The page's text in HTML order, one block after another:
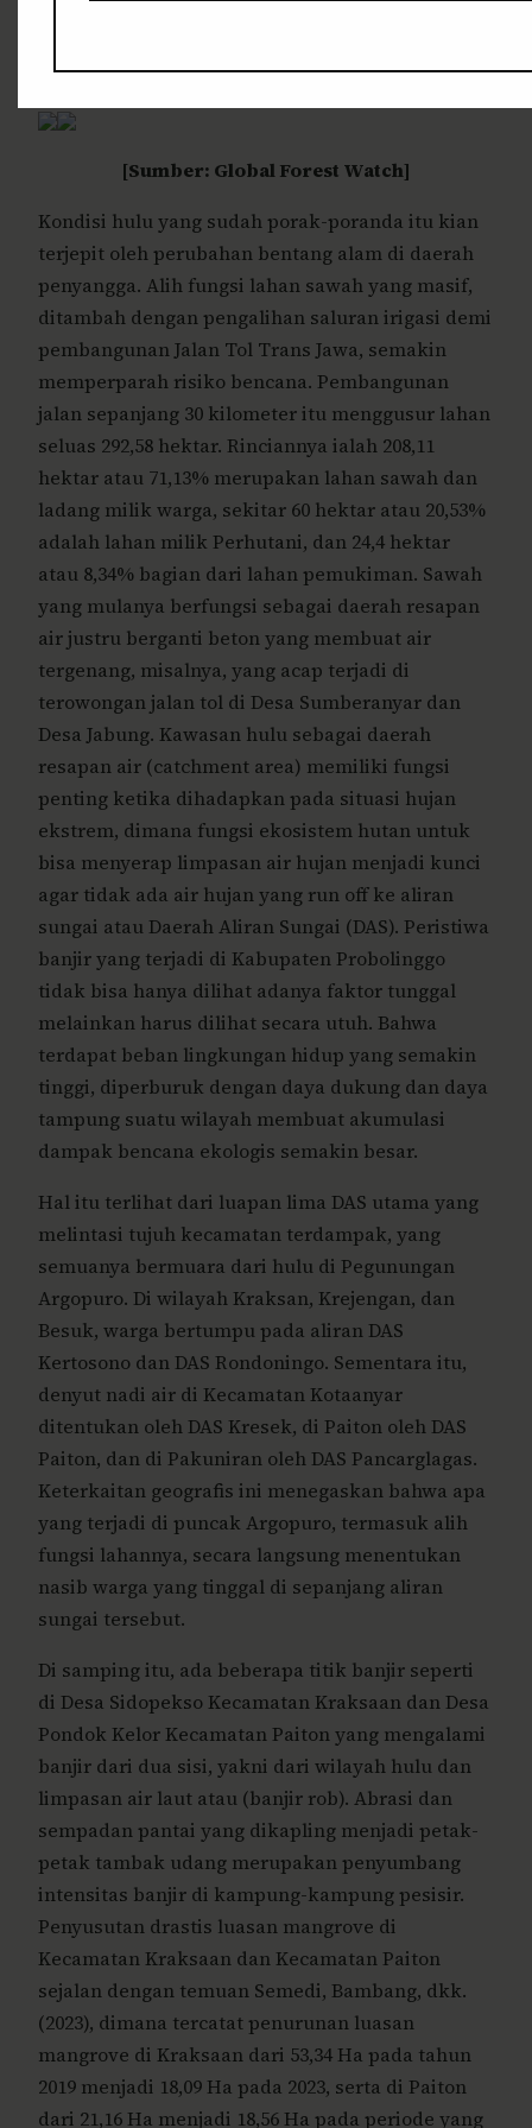
kehilangan 130 hektar hutan primer basah.
[Sumber: Global Forest Watch]
Kondisi hulu yang sudah porak-poranda itu kian
terjepit oleh perubahan bentang alam di daerah
penyangga. Alih fungsi lahan sawah yang masif,
ditambah dengan pengalihan saluran irigasi demi
pembangunan Jalan Tol Trans Jawa, semakin
memperparah risiko bencana. Pembangunan
jalan sepanjang 30 kilometer itu menggusur lahan
seluas 292,58 hektar. Rinciannya ialah 208,11
hektar atau 71,13% merupakan lahan sawah dan
ladang milik warga, sekitar 60 hektar atau 20,53%
adalah lahan milik Perhutani, dan 24,4 hektar
atau 8,34% bagian dari lahan pemukiman. Sawah
yang mulanya berfungsi sebagai daerah resapan
air justru berganti beton yang membuat air
tergenang, misalnya, yang acap terjadi di
terowongan jalan tol di Desa Sumberanyar dan
Desa Jabung. Kawasan hulu sebagai daerah
resapan air (catchment area) memiliki fungsi
penting ketika dihadapkan pada situasi hujan
ekstrem, dimana fungsi ekosistem hutan untuk
bisa menyerap limpasan air hujan menjadi kunci
agar tidak ada air hujan yang run off ke aliran
sungai atau Daerah Aliran Sungai (DAS). Peristiwa
banjir yang terjadi di Kabupaten Probolinggo
tidak bisa hanya dilihat adanya faktor tunggal
melainkan harus dilihat secara utuh. Bahwa
terdapat beban lingkungan hidup yang semakin
tinggi, diperburuk dengan daya dukung dan daya
tampung suatu wilayah membuat akumulasi
dampak bencana ekologis semakin besar.
Hal itu terlihat dari luapan lima DAS utama yang
melintasi tujuh kecamatan terdampak, yang
semuanya bermuara dari hulu di Pegunungan
Argopuro. Di wilayah Kraksan, Krejengan, dan
Besuk, warga bertumpu pada aliran DAS
Kertosono dan DAS Rondoningo. Sementara itu,
denyut nadi air di Kecamatan Kotaanyar
ditentukan oleh DAS Kresek, di Paiton oleh DAS
Paiton, dan di Pakuniran oleh DAS Pancarglagas.
Keterkaitan geografis ini menegaskan bahwa apa
yang terjadi di puncak Argopuro, termasuk alih
fungsi lahannya, secara langsung menentukan
nasib warga yang tinggal di sepanjang aliran
sungai tersebut.
Di samping itu, ada beberapa titik banjir seperti
di Desa Sidopekso Kecamatan Kraksaan dan Desa
Pondok Kelor Kecamatan Paiton yang mengalami
banjir dari dua sisi, yakni dari wilayah hulu dan
limpasan air laut atau (banjir rob). Abrasi dan
sempadan pantai yang dikapling menjadi petak-
petak tambak udang merupakan penyumbang
intensitas banjir di kampung-kampung pesisir.
Penyusutan drastis luasan mangrove di
Kecamatan Kraksaan dan Kecamatan Paiton
sejalan dengan temuan Semedi, Bambang, dkk.
(2023), dimana tercatat penurunan luasan
mangrove di Kraksaan dari 53,34 Ha pada tahun
2019 menjadi 18,09 Ha pada 2023, serta di Paiton
dari 21,16 Ha menjadi 18,56 Ha pada periode yang